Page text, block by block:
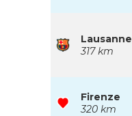
Lausanne
317 km
Firenze
320 km